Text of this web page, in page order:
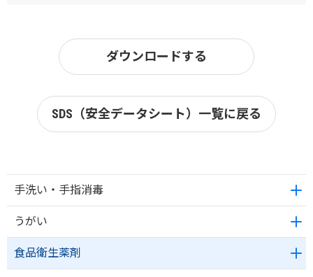
手洗い・手指消毒
うがい
食品衛生薬剤
ダウンロードする
SDS（安全データシート）一覧に戻る